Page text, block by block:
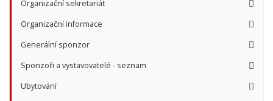
Organizační sekretariát
Organizační informace
Generální sponzor
Sponzoři a vystavovatelé - seznam
Ubytování